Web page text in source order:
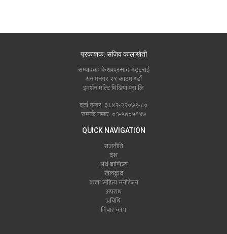
प्रकाशक: सजिव कालाखेती
सम्पादकः केशवप्रसाद भट्टराई
अनामनगर २९ काठमाण्डौं
इमर्शन मल्टि मिडिया प्रा लि
दर्ता नम्बर: ३८४२-२२०७९-८०
सम्पर्क नम्बर: ०१-५७०५१४७
QUICK NAVIGATION
राजनीति
देश
अर्थ बाणिज्य
खेलकुद
कला सहित्य मनोरंजन
अपराध
प्रबिधि
विचार ब्लग